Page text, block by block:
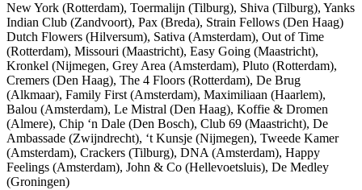
New York (Rotterdam), Toermalijn (Tilburg), Shiva (Tilburg), Yanks
Indian Club (Zandvoort), Pax (Breda), Strain Fellows (Den Haag)
Dutch Flowers (Hilversum), Sativa (Amsterdam), Out of Time
(Rotterdam), Missouri (Maastricht), Easy Going (Maastricht),
Kronkel (Nijmegen, Grey Area (Amsterdam), Pluto (Rotterdam),
Cremers (Den Haag), The 4 Floors (Rotterdam), De Brug
(Alkmaar), Family First (Amsterdam), Maximiliaan (Haarlem),
Balou (Amsterdam), Le Mistral (Den Haag), Koffie & Dromen
(Almere), Chip ‘n Dale (Den Bosch), Club 69 (Maastricht), De
Ambassade (Zwijndrecht), ‘t Kunsje (Nijmegen), Tweede Kamer
(Amsterdam), Crackers (Tilburg), DNA (Amsterdam), Happy
Feelings (Amsterdam), John & Co (Hellevoetsluis), De Medley
(Groningen)